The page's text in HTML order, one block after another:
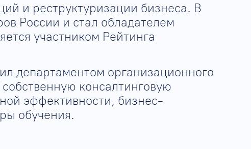
и реструктуризации бизнеса. В
России и стал обладателем
участником Рейтинга
департаментом организационного
консалтинговую
эффективности, бизнес-
обучения.